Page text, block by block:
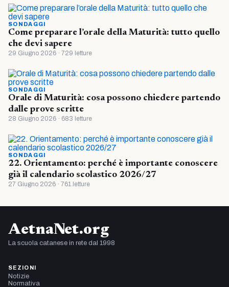
SONDAGGI
Come preparare l’orale della Maturità: tutto quello
che devi sapere
29 Giugno 2026 · 729 letture
SONDAGGI
Orale di Maturità: cosa possono chiedere partendo
dalle prove scritte
28 Giugno 2026 · 683 letture
SONDAGGI
22. Orientamento: perché è importante conoscere
già il calendario scolastico 2026/27
27 Giugno 2026 · 761 letture
AetnaNet.org
La scuola catanese in rete dal 1998
SEZIONI
Notizie
Normativa